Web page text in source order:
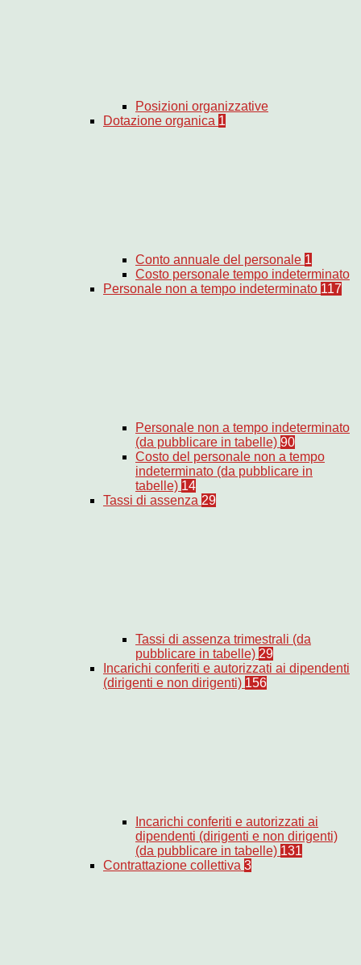
Posizioni organizzative
Dotazione organica 1
Conto annuale del personale 1
Costo personale tempo indeterminato
Personale non a tempo indeterminato 117
Personale non a tempo indeterminato
(da pubblicare in tabelle) 90
Costo del personale non a tempo
indeterminato (da pubblicare in
tabelle) 14
Tassi di assenza 29
Tassi di assenza trimestrali (da
pubblicare in tabelle) 29
Incarichi conferiti e autorizzati ai dipendenti
(dirigenti e non dirigenti) 156
Incarichi conferiti e autorizzati ai
dipendenti (dirigenti e non dirigenti)
(da pubblicare in tabelle) 131
Contrattazione collettiva 3